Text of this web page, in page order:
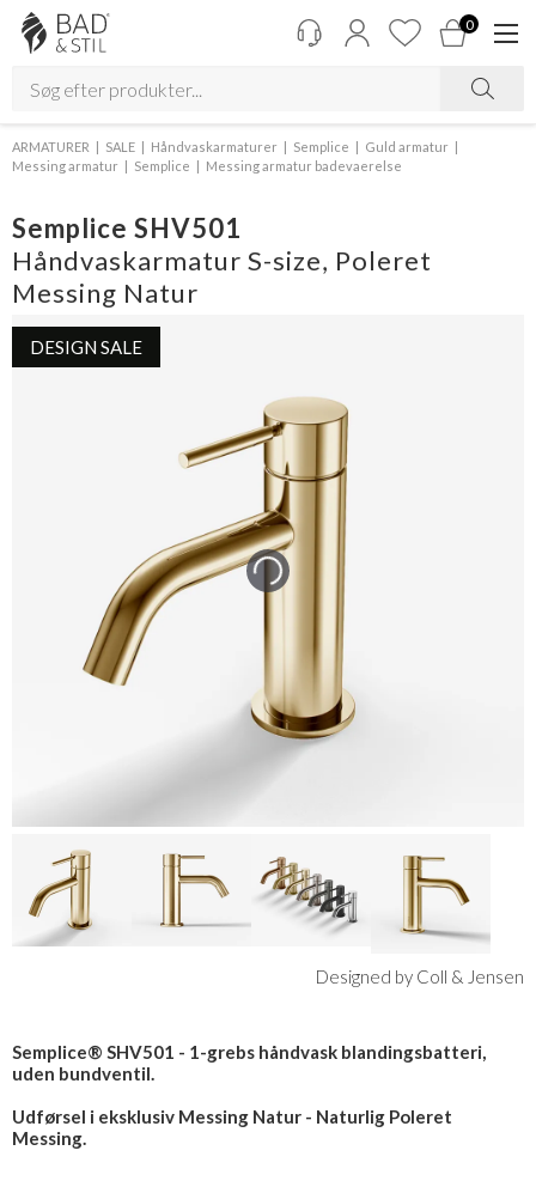
0
ARMATURER SALE Håndvaskarmaturer Semplice
Guld armatur
Messing armatur
Semplice Messing armatur badevaerelse
Semplice SHV501
Håndvaskarmatur S-size, Poleret
Messing Natur
DESIGN SALE
Designed by Coll & Jensen
Semplice® SHV501 - 1-grebs håndvask blandingsbatteri,
uden bundventil.
Udførsel i eksklusiv Messing Natur - Naturlig Poleret
Messing.